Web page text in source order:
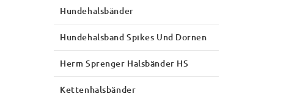
Hundehalsbänder
Hundehalsband Spikes Und Dornen
Herm Sprenger Halsbänder HS
Kettenhalsbänder